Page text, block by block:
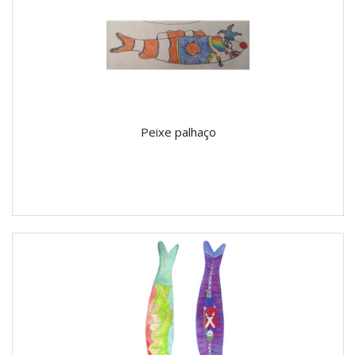
Peixe palhaço